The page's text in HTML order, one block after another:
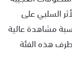
السلبي على
مشاهدة عالية
طرف هذه الفئة